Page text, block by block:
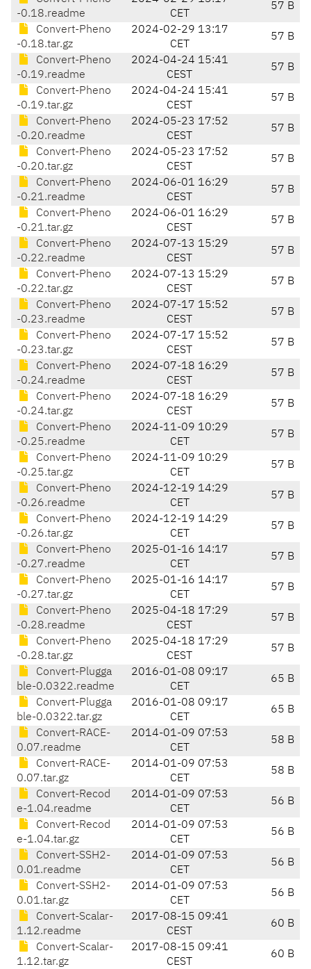
-0.18.readme
CET
57 B
Convert-Pheno
-0.18.tar.gz
2024-02-29 13:17
CET
57 B
Convert-Pheno
-0.19.readme
2024-04-24 15:41
CEST
57 B
Convert-Pheno
-0.19.tar.gz
2024-04-24 15:41
CEST
57 B
Convert-Pheno
-0.20.readme
2024-05-23 17:52
CEST
57 B
Convert-Pheno
-0.20.tar.gz
2024-05-23 17:52
CEST
57 B
Convert-Pheno
-0.21.readme
2024-06-01 16:29
CEST
57 B
Convert-Pheno
-0.21.tar.gz
2024-06-01 16:29
CEST
57 B
Convert-Pheno
-0.22.readme
2024-07-13 15:29
CEST
57 B
Convert-Pheno
-0.22.tar.gz
2024-07-13 15:29
CEST
57 B
Convert-Pheno
-0.23.readme
2024-07-17 15:52
CEST
57 B
Convert-Pheno
-0.23.tar.gz
2024-07-17 15:52
CEST
57 B
Convert-Pheno
-0.24.readme
2024-07-18 16:29
CEST
57 B
Convert-Pheno
-0.24.tar.gz
2024-07-18 16:29
CEST
57 B
Convert-Pheno
-0.25.readme
2024-11-09 10:29
CET
57 B
Convert-Pheno
-0.25.tar.gz
2024-11-09 10:29
CET
57 B
Convert-Pheno
-0.26.readme
2024-12-19 14:29
CET
57 B
Convert-Pheno
-0.26.tar.gz
2024-12-19 14:29
CET
57 B
Convert-Pheno
-0.27.readme
2025-01-16 14:17
CET
57 B
Convert-Pheno
-0.27.tar.gz
2025-01-16 14:17
CET
57 B
Convert-Pheno
-0.28.readme
2025-04-18 17:29
CEST
57 B
Convert-Pheno
-0.28.tar.gz
2025-04-18 17:29
CEST
57 B
Convert-Plugga
ble-0.0322.readme
2016-01-08 09:17
CET
65 B
Convert-Plugga
ble-0.0322.tar.gz
2016-01-08 09:17
CET
65 B
Convert-RACE-
0.07.readme
2014-01-09 07:53
CET
58 B
Convert-RACE-
0.07.tar.gz
2014-01-09 07:53
CET
58 B
Convert-Recod
e-1.04.readme
2014-01-09 07:53
CET
56 B
Convert-Recod
e-1.04.tar.gz
2014-01-09 07:53
CET
56 B
Convert-SSH2-
0.01.readme
2014-01-09 07:53
CET
56 B
Convert-SSH2-
0.01.tar.gz
2014-01-09 07:53
CET
56 B
Convert-Scalar-
1.12.readme
2017-08-15 09:41
CEST
60 B
Convert-Scalar-
1.12.tar.gz
2017-08-15 09:41
CEST
60 B